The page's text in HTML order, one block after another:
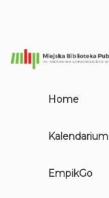
Home
Kalendarium
EmpikGo